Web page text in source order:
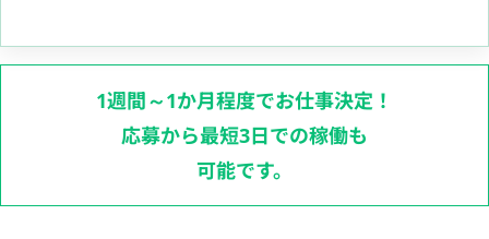
1週間～1か月程度でお仕事決定！
応募から最短3日での稼働も
可能です。